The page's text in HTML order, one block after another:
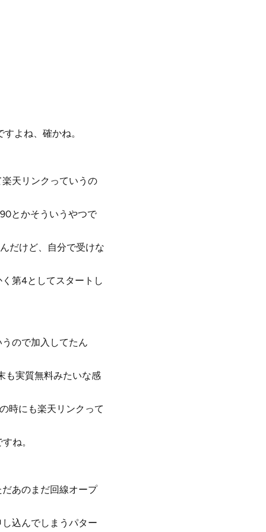
よね、確かね。
天リンクっていうの
とかそういうやつで
だけど、自分で受けな
第4としてスタートし
ので加入してたん
も実質無料みたいな感
時にも楽天リンクって
ね。
あのまだ回線オープ
込んでしまうパター